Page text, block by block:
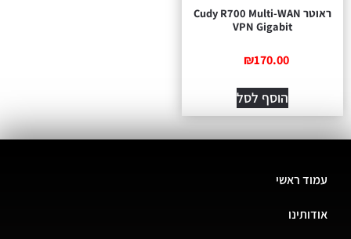
ראוטר Cudy R700 Multi-WAN
VPN Gigabit
₪170.00
הוסף לסל
עמוד ראשי
אודותינו